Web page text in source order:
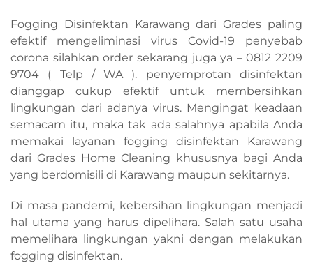
Fogging Disinfektan Karawang dari Grades paling
efektif mengeliminasi virus Covid-19 penyebab
corona silahkan order sekarang juga ya – 0812 2209
9704 ( Telp / WA ). penyemprotan disinfektan
dianggap cukup efektif untuk membersihkan
lingkungan dari adanya virus. Mengingat keadaan
semacam itu, maka tak ada salahnya apabila Anda
memakai layanan fogging disinfektan Karawang
dari Grades Home Cleaning khususnya bagi Anda
yang berdomisili di Karawang maupun sekitarnya.
Di masa pandemi, kebersihan lingkungan menjadi
hal utama yang harus dipelihara. Salah satu usaha
memelihara lingkungan yakni dengan melakukan
fogging disinfektan.